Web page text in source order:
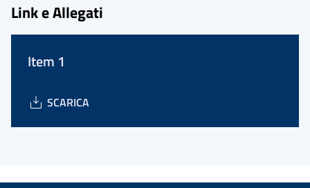
Link e Allegati
Item 1
SCARICA